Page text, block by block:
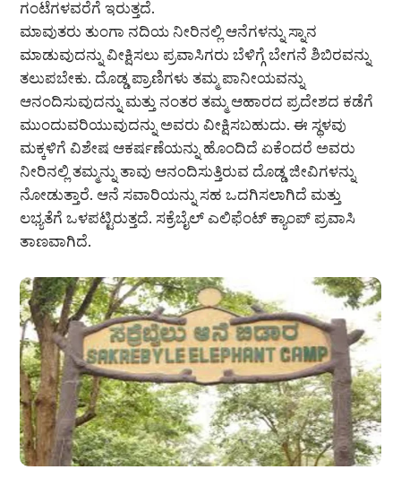
ಗಂಟೆಗಳವರೆಗೆ ಇರುತ್ತದೆ.
ಮಾವುತರು ತುಂಗಾ ನದಿಯ ನೀರಿನಲ್ಲಿ ಆನೆಗಳನ್ನು ಸ್ನಾನ
ಮಾಡುವುದನ್ನು ವೀಕ್ಷಿಸಲು ಪ್ರವಾಸಿಗರು ಬೆಳಿಗ್ಗೆ ಬೇಗನೆ ಶಿಬಿರವನ್ನು
ತಲುಪಬೇಕು. ದೊಡ್ಡ ಪ್ರಾಣಿಗಳು ತಮ್ಮ ಪಾನೀಯವನ್ನು
ಆನಂದಿಸುವುದನ್ನು ಮತ್ತು ನಂತರ ತಮ್ಮ ಆಹಾರದ ಪ್ರದೇಶದ ಕಡೆಗೆ
ಮುಂದುವರಿಯುವುದನ್ನು ಅವರು ವೀಕ್ಷಿಸಬಹುದು. ಈ ಸ್ಥಳವು
ಮಕ್ಕಳಿಗೆ ವಿಶೇಷ ಆಕರ್ಷಣೆಯನ್ನು ಹೊಂದಿದೆ ಏಕೆಂದರೆ ಅವರು
ನೀರಿನಲ್ಲಿ ತಮ್ಮನ್ನು ತಾವು ಆನಂದಿಸುತ್ತಿರುವ ದೊಡ್ಡ ಜೀವಿಗಳನ್ನು
ನೋಡುತ್ತಾರೆ. ಆನೆ ಸವಾರಿಯನ್ನು ಸಹ ಒದಗಿಸಲಾಗಿದೆ ಮತ್ತು
ಲಭ್ಯತೆಗೆ ಒಳಪಟ್ಟಿರುತ್ತದೆ. ಸಕ್ರೆಬೈಲ್ ಎಲಿಫೆಂಟ್ ಕ್ಯಾಂಪ್ ಪ್ರವಾಸಿ
ತಾಣವಾಗಿದೆ.